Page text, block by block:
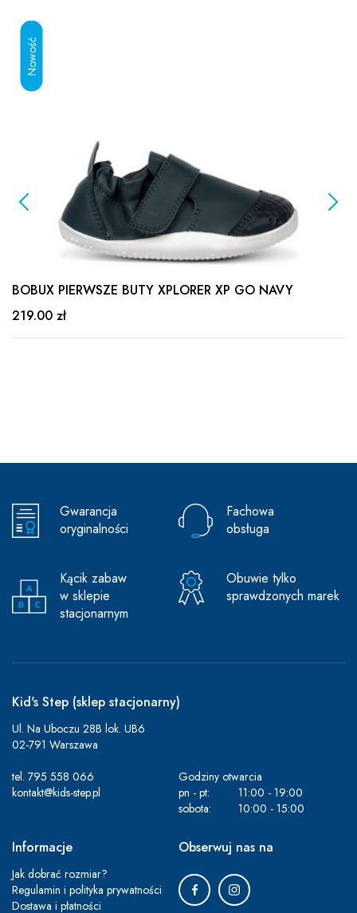
BOBUX PIERWSZE BUTY XPLORER XP GO NAVY
219.00 zł
Gwarancja
oryginalności
Fachowa
obsługa
Kącik zabaw
w sklepie
stacjonarnym
Obuwie tylko
sprawdzonych marek
Kid's Step (sklep stacjonarny)
Ul. Na Uboczu 28B lok. UB6
02-791 Warszawa
tel. 795 558 066
kontakt@kids-step.pl
Godziny otwarcia
pn - pt:
11:00 - 19:00
sobota:
10:00 - 15:00
Informacje
Jak dobrać rozmiar?
Regulamin i polityka prywatności
Dostawa i płatności
Obserwuj nas na